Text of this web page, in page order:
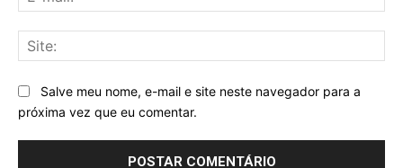
Salve meu nome, e-mail e site neste navegador para a
próxima vez que eu comentar.